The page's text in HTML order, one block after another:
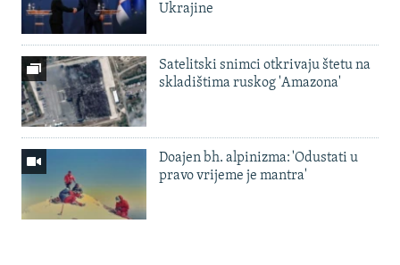
Ukrajine
Satelitski snimci otkrivaju štetu na
skladištima ruskog 'Amazona'
Doajen bh. alpinizma: 'Odustati u
pravo vrijeme je mantra'